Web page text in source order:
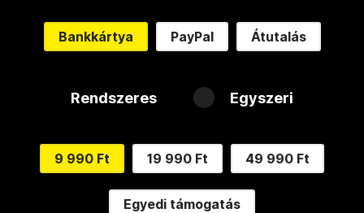
Bankkártya PayPal Átutalás
Rendszeres Egyszeri
9 990 Ft 19 990 Ft 49 990 Ft
Egyedi támogatás